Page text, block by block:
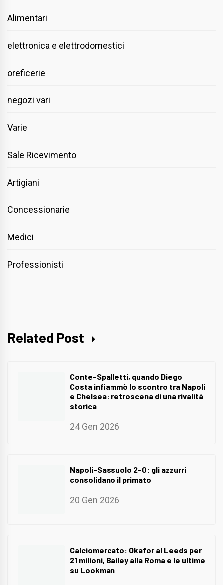
Alimentari
elettronica e elettrodomestici
oreficerie
negozi vari
Varie
Sale Ricevimento
Artigiani
Concessionarie
Medici
Professionisti
Related Post
Conte-Spalletti, quando Diego
Costa infiammò lo scontro tra Napoli
e Chelsea: retroscena di una rivalità
storica
24 Gen 2026
Napoli-Sassuolo 2-0: gli azzurri
consolidano il primato
20 Gen 2026
Calciomercato: Okafor al Leeds per
21 milioni, Bailey alla Roma e le ultime
su Lookman